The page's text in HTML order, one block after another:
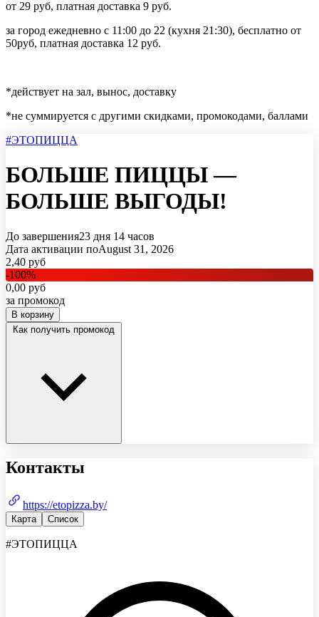
от 29 руб, платная доставка 9 руб.
за город ежедневно с 11:00 до 22 (кухня 21:30), бесплатно от
50руб, платная доставка 12 руб.
*действует на зал, вынос, доставку
*не суммируется с другими скидками, промокодами, баллами
#ЭТОПИЦЦА
БОЛЬШЕ ПИЦЦЫ —
БОЛЬШЕ ВЫГОДЫ!
До завершения23 дня 14 часов
Дата активации поAugust 31, 2026
2,40 руб
-100%
0,00 руб
за промокод
В корзину
Как получить промокод
Контакты
https://etopizza.by/
Карта Список
#ЭТОПИЦЦА